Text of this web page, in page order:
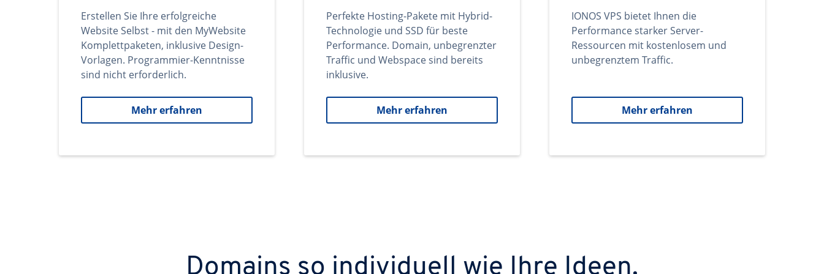
Erstellen Sie Ihre erfolgreiche
Website Selbst - mit den MyWebsite
Komplettpaketen, inklusive Design-
Vorlagen. Programmier-Kenntnisse
sind nicht erforderlich.
Mehr erfahren
Perfekte Hosting-Pakete mit Hybrid-
Technologie und SSD für beste
Performance. Domain, unbegrenzter
Traffic und Webspace sind bereits
inklusive.
Mehr erfahren
IONOS VPS bietet Ihnen die
Performance starker Server-
Ressourcen mit kostenlosem und
unbegrenztem Traffic.
Mehr erfahren
Domains so individuell wie Ihre Ideen.